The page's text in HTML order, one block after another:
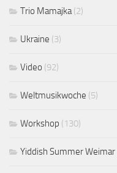
Trio Mamajka(2)
Ukraine (3)
Video (92)
Weltmusikwoche (5)
Workshop (130)
Yiddish Summer Weimar